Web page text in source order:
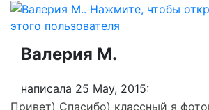
Валерия М.
написала 25 May, 2015:
Привет) Спасибо) классный я